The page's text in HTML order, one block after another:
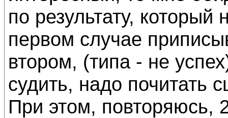
по результату,
первом случае
втором, (типа - не
судить, надо почитать
При этом, повторяюсь,